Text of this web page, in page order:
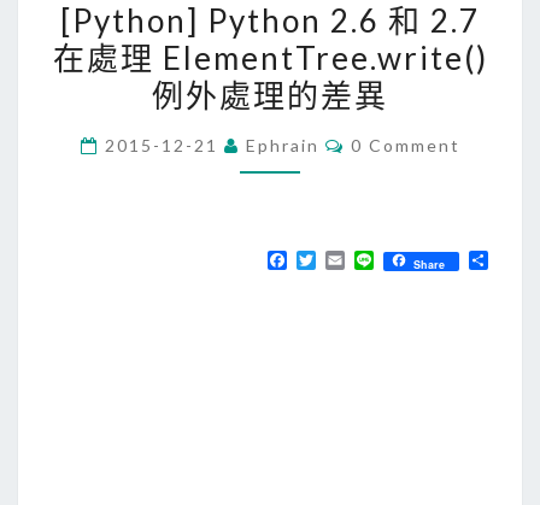
P
y
t
o
P
[Python] Python 2.6 和 2.7
在處理 ElementTree.write()
例外處理的差異
2015-12-21 Ephrain
C
T
S
0 Comment
E
Share